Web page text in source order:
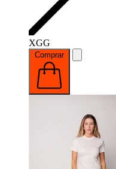
XGG
Comprar